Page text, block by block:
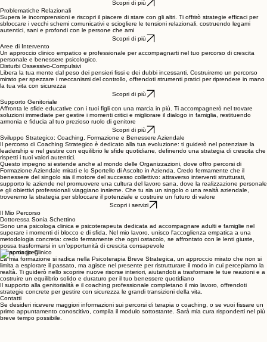
Ti guiderò nel trasformare l’ansia in una nuova risorsa. Insieme troveremo passi concreti per
disinnescare la tensione, cambiare il modo in cui percepisci le tue paure e ritrovare finalmente la
libertà di muoverti nel mondo con leggerezza
Scopri di più
Problematiche Relazionali
Supera le incomprensioni e riscopri il piacere di stare con gli altri. Ti offrirò strategie efficaci per
sbloccare i vecchi schemi comunicativi e sciogliere le tensioni relazionali, costruendo legami
autentici, sani e profondi con le persone che ami
Aree di Intervento
Un approccio clinico empatico e professionale per accompagnarti nel tuo percorso di crescita
personale e benessere psicologico.
Disturbi Ossessivo-Compulsivi
Libera la tua mente dal peso dei pensieri fissi e dei dubbi incessanti. Costruiremo un percorso
mirato per spezzare i meccanismi del controllo, offrendoti strumenti pratici per riprendere in mano
la tua vita con sicurezza
Scopri di più
Supporto Genitoriale
Affronta le sfide educative con i tuoi figli con una marcia in più. Ti accompagnerò nel trovare
soluzioni immediate per gestire i momenti critici e migliorare il dialogo in famiglia, restituendo
armonia e fiducia al tuo prezioso ruolo di genitore
Scopri di più
Sviluppo Strategico: Coaching, Formazione e Benessere Aziendale
Il percorso di Coaching Strategico è dedicato alla tua evoluzione: ti guiderò nel potenziare la
leadership e nel gestire con equilibrio le sfide quotidiane, definendo una strategia di crescita che
rispetti i tuoi valori autentici.
Questo impegno si estende anche al mondo delle Organizzazioni, dove offro percorsi di
Formazione Aziendale mirati e lo Sportello di Ascolto in Azienda. Credo fermamente che il
benessere del singolo sia il motore del successo collettivo: attraverso interventi strutturati,
supporto le aziende nel promuovere una cultura del lavoro sana, dove la realizzazione personale
e gli obiettivi professionali viaggiano insieme. Che tu sia un singolo o una realtà aziendale,
troveremo la strategia per sbloccare il potenziale e costruire un futuro di valore
Scopri i servizi
Il Mio Percorso
Dottoressa Sonia Schettino
Sono una psicologa clinica e psicoterapeuta dedicata ad accompagnare adulti e famiglie nel
superare i momenti di blocco e di sfida. Nel mio lavoro, unisco l'accoglienza empatica a una
metodologia concreta: credo fermamente che ogni ostacolo, se affrontato con le lenti giuste,
possa trasformarsi in un’opportunità di crescita consapevole
L'Approccio Clinico
La mia formazione si radica nella Psicoterapia Breve Strategica, un approccio mirato che non si
limita a esplorare il passato, ma agisce nel presente per ristrutturare il modo in cui percepiamo la
realtà. Ti guiderò nello scoprire nuove risorse interiori, aiutandoti a trasformare le tue reazioni e a
costruire un equilibrio solido e duraturo per il tuo benessere quotidiano
Il supporto alla genitorialità e il coaching professionale completano il mio lavoro, offrendoti
strategie concrete per gestire con sicurezza le grandi transizioni della vita.
Contatti